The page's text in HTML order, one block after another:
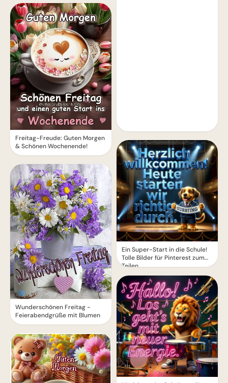
Freitag-Freude: Guten Morgen
& Schönen Wochenende!
Wunderschönen Freitag -
Feierabendgrüße mit Blumen
Ein Super-Start in die Schule!
Tolle Bilder für Pinterest zum
Teilen.